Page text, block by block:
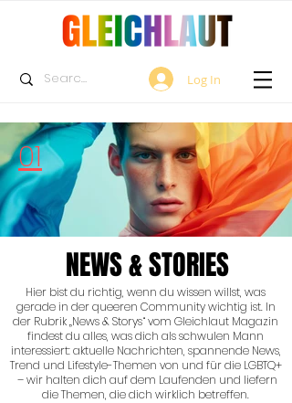
Log In
01
NEWS & STORIES
Hier bist du richtig, wenn du wissen willst, was
gerade in der queeren Community wichtig ist. In
der Rubrik „News & Storys“ vom Gleichlaut Magazin
findest du alles, was dich als schwulen Mann
interessiert: aktuelle Nachrichten, spannende News,
Trend und Lifestyle-Themen von und für die LGBTQ+
– wir halten dich auf dem Laufenden und liefern
die Themen, die dich wirklich betreffen.